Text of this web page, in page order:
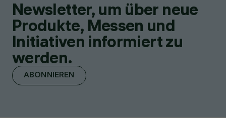
Newsletter, um über neue
Produkte, Messen und
Initiativen informiert zu
werden.
ABONNIEREN